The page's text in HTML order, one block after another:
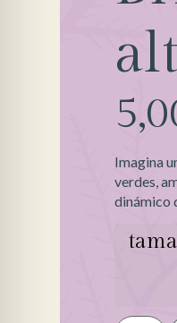
Imagina
verdes,
dinámico